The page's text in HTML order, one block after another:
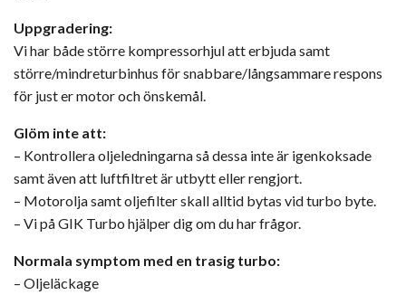
Uppgradering:
Vi har både större kompressorhjul att erbjuda samt
större/mindreturbinhus för snabbare/långsammare respons
för just er motor och önskemål.
Glöm inte att:
– Kontrollera oljeledningarna så dessa inte är igenkoksade
samt även att luftfiltret är utbytt eller rengjort.
– Motorolja samt oljefilter skall alltid bytas vid turbo byte.
– Vi på GIK Turbo hjälper dig om du har frågor.
Normala symptom med en trasig turbo:
– Oljeläckage